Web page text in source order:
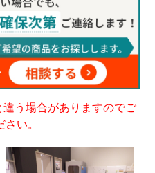
う場合がありますのでご
い。